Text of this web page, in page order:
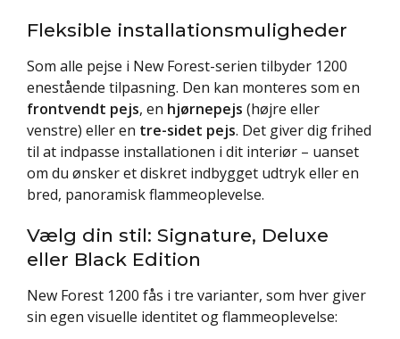
Fleksible installationsmuligheder
Som alle pejse i New Forest-serien tilbyder 1200
enestående tilpasning. Den kan monteres som en
frontvendt pejs, en hjørnepejs (højre eller
venstre) eller en tre-sidet pejs. Det giver dig frihed
til at indpasse installationen i dit interiør – uanset
om du ønsker et diskret indbygget udtryk eller en
bred, panoramisk flammeoplevelse.
Vælg din stil: Signature, Deluxe
eller Black Edition
New Forest 1200 fås i tre varianter, som hver giver
sin egen visuelle identitet og flammeoplevelse: